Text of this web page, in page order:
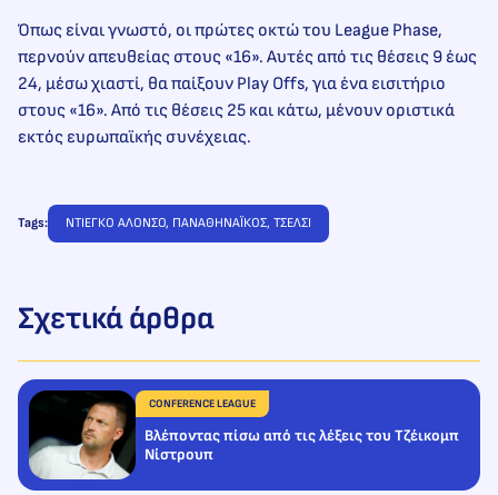
Όπως είναι γνωστό, οι πρώτες οκτώ του League Phase,
περνούν απευθείας στους «16». Αυτές από τις θέσεις 9 έως
24, μέσω χιαστί, θα παίξουν Play Offs, για ένα εισιτήριο
στους «16». Από τις θέσεις 25 και κάτω, μένουν οριστικά
εκτός ευρωπαϊκής συνέχειας.
Tags: ΝΤΙΕΓΚΟ ΑΛΟΝΣΟ, ΠΑΝΑΘΗΝΑΪΚΟΣ, ΤΣΕΛΣΙ
Σχετικά άρθρα
CONFERENCE LEAGUE
Βλέποντας πίσω από τις λέξεις του Τζέικομπ
Νίστρουπ